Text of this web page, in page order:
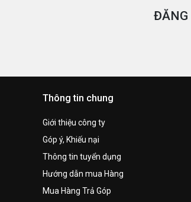
ĐĂNG
Thông tin chung
Giới thiệu công ty
Góp ý, Khiếu nại
Thông tin tuyển dụng
Hướng dẫn mua Hàng
Mua Hàng Trả Góp